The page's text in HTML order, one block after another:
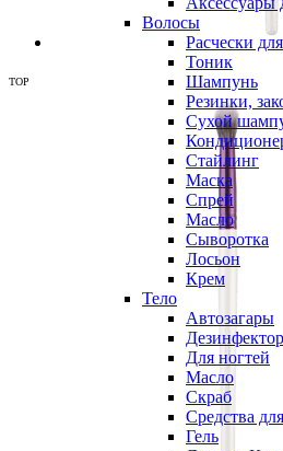
Волосы
Расчески
Тоник
Шампунь
Резинки,
Сухой
Стайлинг
Маска
Спрей
Масло
Сыворотка
Лосьон
Крем
Тело
Автозагары
Для ногтей
Масло
Скраб
Средства
Гель
TOP